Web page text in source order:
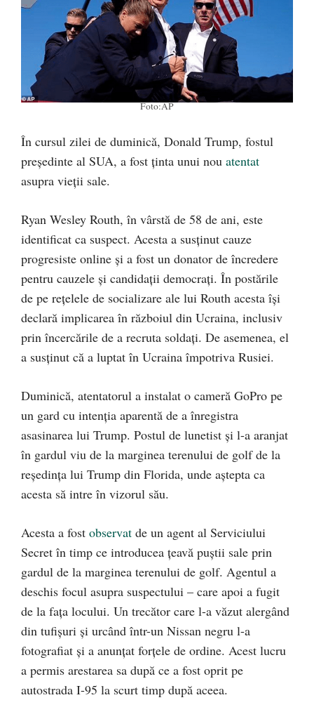
Foto:AP
În cursul zilei de duminică, Donald Trump, fostul
președinte al SUA, a fost ținta unui nou atentat
asupra vieții sale.
Ryan Wesley Routh, în vârstă de 58 de ani, este
identificat ca suspect. Acesta a susținut cauze
progresiste online și a fost un donator de încredere
pentru cauzele și candidații democrați. În postările
de pe rețelele de socializare ale lui Routh acesta își
declară implicarea în războiul din Ucraina, inclusiv
prin încercările de a recruta soldați. De asemenea, el
a susținut că a luptat în Ucraina împotriva Rusiei.
Duminică, atentatorul a instalat o cameră GoPro pe
un gard cu intenția aparentă de a înregistra
asasinarea lui Trump. Postul de lunetist și l-a aranjat
în gardul viu de la marginea terenului de golf de la
reședința lui Trump din Florida, unde aștepta ca
acesta să intre în vizorul său.
Acesta a fost observat de un agent al Serviciului
Secret în timp ce introducea țeavă puștii sale prin
gardul de la marginea terenului de golf. Agentul a
deschis focul asupra suspectului – care apoi a fugit
de la fața locului. Un trecător care l-a văzut alergând
din tufișuri și urcând într-un Nissan negru l-a
fotografiat și a anunțat forțele de ordine. Acest lucru
a permis arestarea sa după ce a fost oprit pe
autostrada I-95 la scurt timp după aceea.